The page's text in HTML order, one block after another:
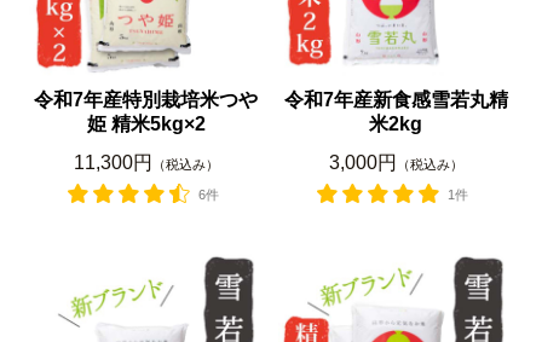
令和7年産特別栽培米つや
姫 精米5kg×2
11,300円
（税込み）
6件
令和7年産新食感雪若丸精
米2kg
3,000円
（税込み）
1件